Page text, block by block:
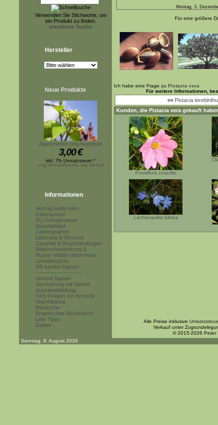
Verwenden Sie Stichworte, um
ein Produkt zu finden.
erweiterte Suche
Hersteller
Neue Produkte
Aganonerion polymorphum
3,00€
inkl. 7% Umsatzsteuer *
zzgl.Versandkosten, hier klicken
Informationen
Vertrag widerrufen
Datenschutz
EU Umsatzsteuer
Bestellablauf
Zahlungsarten
Lieferung & Versand
Garantie & Beanstandungen
Widerrufsbelehrung &
Muster-Widerrufsformular
Umweltschutz
Wir kaufen Samen
------------------------
Unsere Samen
Vermehrung mit Samen
Aussaatanleitung
FAQ-Fragen zur Anzucht
Warnhinweis
Klimazone
Botanisches Wörterbuch
Link-Tipps
Danke
Montag, 3.
Für eine größere
Ich habe eine Frage zu Pistacia vera
Für weitere Informationen,
«« Pistacia
Kunden, die Pistacia vera gekauft
Passiflora coactilis
Lechenaultia biloba
Alle Preise inklusive
Verkauf unter
© 2015-2026 Peter
Sonntag, 9. August 2026